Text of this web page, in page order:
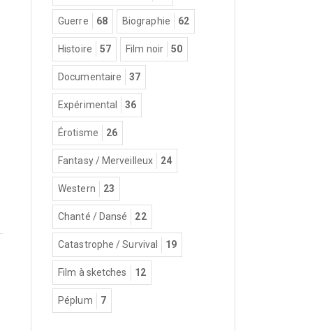
Guerre 68 Biographie 62
Histoire 57 Film noir 50
Documentaire 37
Expérimental 36
Érotisme 26
Fantasy / Merveilleux 24
Western 23
Chanté / Dansé 22
Catastrophe / Survival 19
Film à sketches 12
Péplum 7